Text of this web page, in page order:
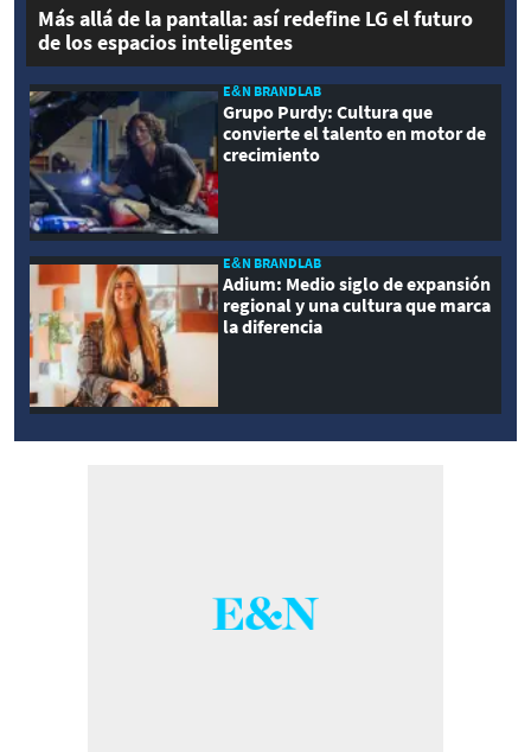
Más allá de la pantalla: así redefine LG el futuro
de los espacios inteligentes
E&N BRANDLAB
Grupo Purdy: Cultura que
convierte el talento en motor de
crecimiento
E&N BRANDLAB
Adium: Medio siglo de expansión
regional y una cultura que marca
la diferencia